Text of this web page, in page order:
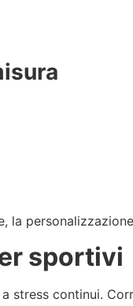
sportivi
stress continui.